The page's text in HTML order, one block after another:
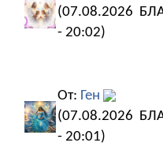
(07.08.2026
- 20:02)
От: Ген
(07.08.2026
- 20:01)